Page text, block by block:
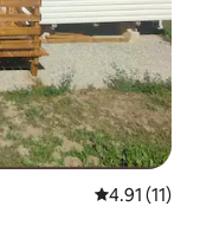
レビュー11
4.91 (11)